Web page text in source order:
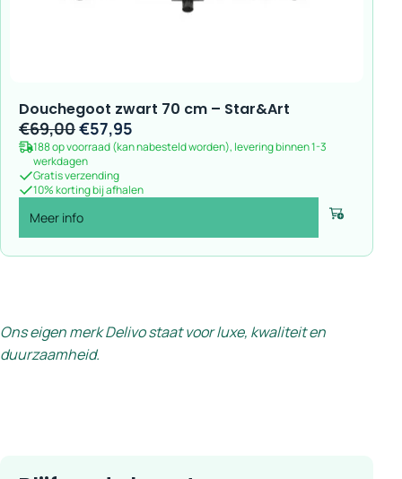
Douchegoot zwart 70 cm – Star&Art
€69,00Oorspronkelijke
prijs
was:
€69,00.
€57,95
prijs
€57,95.
188 op voorraad (kan nabesteld worden), levering binnen 1-3
werkdagen
Gratis verzending
10% korting bij afhalen
Meer info Voeg toe
Ons eigen merk Delivo staat voor luxe, kwaliteit en
duurzaamheid.